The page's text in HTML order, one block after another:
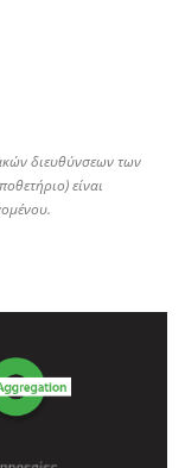
διευθύνσεων των
είναι